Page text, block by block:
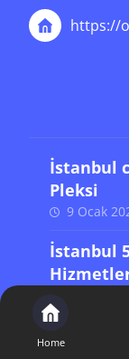
https://
İstanbul
Pleksi
9 Ocak
İstanbul
Home